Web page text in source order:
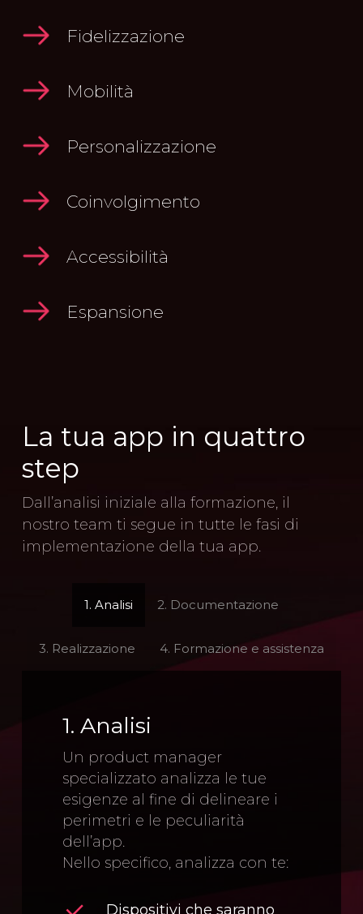
Fidelizzazione
Mobilità
Personalizzazione
Coinvolgimento
Accessibilità
Espansione
La tua app in quattro
step
Dall’analisi iniziale alla formazione, il
nostro team ti segue in tutte le fasi di
implementazione della tua app.
1. Analisi 2. Documentazione
3. Realizzazione 4. Formazione e assistenza
1. Analisi
Un product manager
specializzato analizza le tue
esigenze al fine di delineare i
perimetri e le peculiarità
dell’app.
Nello specifico, analizza con te:
Dispositivi che saranno